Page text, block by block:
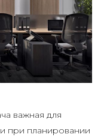
важная для
при планировании